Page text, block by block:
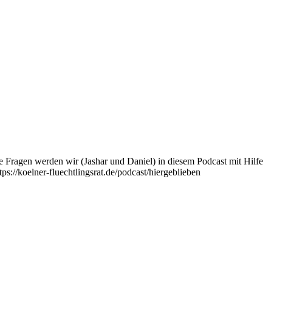
werden wir (Jashar und Daniel) in diesem Podcast mit Hilfe
koelner-fluechtlingsrat.de/podcast/hiergeblieben